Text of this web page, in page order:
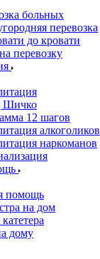
больных
перевозка
до кровати
перевозку
Шичко
12 шагов
алкоголиков
наркоманов
помощь
на дом
дому